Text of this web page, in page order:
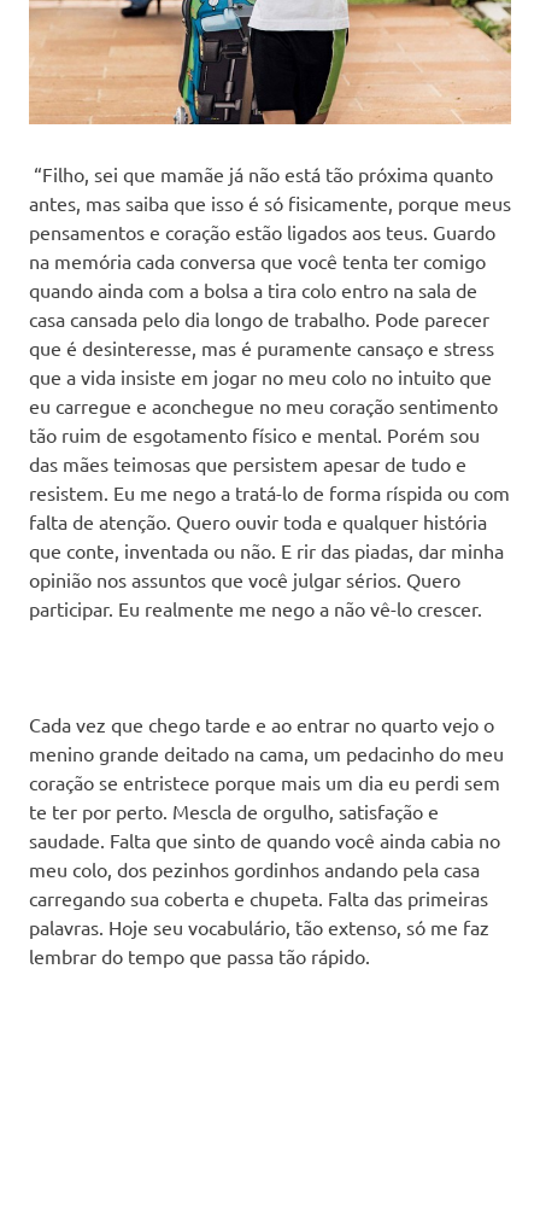
“Filho, sei que mamãe já não está tão próxima quanto
antes, mas saiba que isso é só fisicamente, porque meus
pensamentos e coração estão ligados aos teus. Guardo
na memória cada conversa que você tenta ter comigo
quando ainda com a bolsa a tira colo entro na sala de
casa cansada pelo dia longo de trabalho. Pode parecer
que é desinteresse, mas é puramente cansaço e stress
que a vida insiste em jogar no meu colo no intuito que
eu carregue e aconchegue no meu coração sentimento
tão ruim de esgotamento físico e mental. Porém sou
das mães teimosas que persistem apesar de tudo e
resistem. Eu me nego a tratá-lo de forma ríspida ou com
falta de atenção. Quero ouvir toda e qualquer história
que conte, inventada ou não. E rir das piadas, dar minha
opinião nos assuntos que você julgar sérios. Quero
participar. Eu realmente me nego a não vê-lo crescer.
Cada vez que chego tarde e ao entrar no quarto vejo o
menino grande deitado na cama, um pedacinho do meu
coração se entristece porque mais um dia eu perdi sem
te ter por perto. Mescla de orgulho, satisfação e
saudade. Falta que sinto de quando você ainda cabia no
meu colo, dos pezinhos gordinhos andando pela casa
carregando sua coberta e chupeta. Falta das primeiras
palavras. Hoje seu vocabulário, tão extenso, só me faz
lembrar do tempo que passa tão rápido.